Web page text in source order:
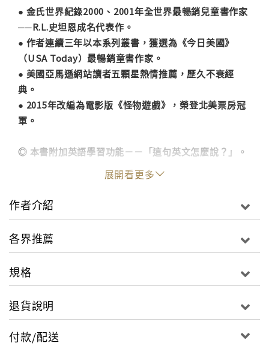
● 金氏世界紀錄2000、2001年全世界最暢銷兒童書作家
──R.L.史坦恩成名代表作。
● 作者連續三年以本系列叢書，獲選為《今日美國》
（USA Today）最暢銷童書作家。
● 美國亞馬遜網站讀者五顆星熱情推薦，歷久不衰經
典。
● 2015年改編為電影版《怪物遊戲》，榮登北美票房冠
軍。
◎ 本書附加英語學習功能－－「這句英文怎麼說？」。
看故事，輕鬆學習最貼近生活的實用美語。
「雞皮疙瘩Goosebumps系列」是美國著名的驚險小說
作家－－R.L.史坦恩（R.L.Stine）的成名代表作，他的
結構奇特著稱。每部都充滿無限想像，緊湊的情節發
「雞皮疙瘩系列」是對孩子們想像力極限的挑戰，創造
讀的奇蹟。
這不是張普通的嚇人面具……
展開看更多
作者介紹
各界推薦
規格
退貨說明
付款/配送